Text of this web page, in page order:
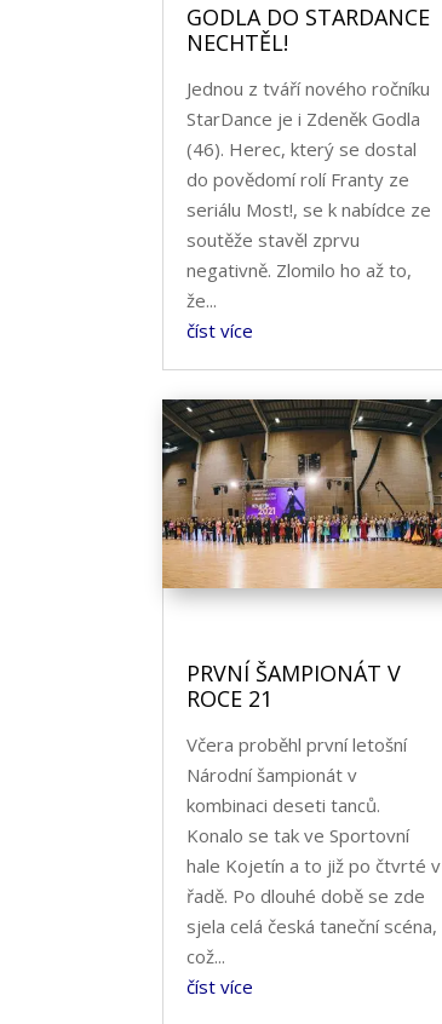
GODLA DO STARDANCE
NECHTĚL!
Jednou z tváří nového ročníku
StarDance je i Zdeněk Godla
(46). Herec, který se dostal
do povědomí rolí Franty ze
seriálu Most!, se k nabídce ze
soutěže stavěl zprvu
negativně. Zlomilo ho až to,
že...
číst více
PRVNÍ ŠAMPIONÁT V
ROCE 21
Včera proběhl první letošní
Národní šampionát v
kombinaci deseti tanců.
Konalo se tak ve Sportovní
hale Kojetín a to již po čtvrté v
řadě. Po dlouhé době se zde
sjela celá česká taneční scéna,
což...
číst více